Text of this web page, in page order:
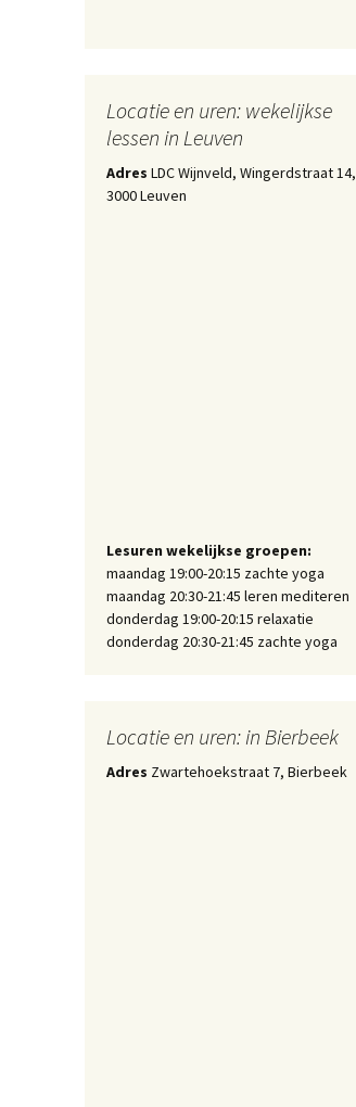
Locatie en uren: wekelijkse
lessen in Leuven
Adres LDC Wijnveld, Wingerdstraat 14,
3000 Leuven
Lesuren wekelijkse groepen:
maandag 19:00-20:15 zachte yoga
maandag 20:30-21:45 leren mediteren
donderdag 19:00-20:15 relaxatie
donderdag 20:30-21:45 zachte yoga
Locatie en uren: in Bierbeek
Adres Zwartehoekstraat 7, Bierbeek